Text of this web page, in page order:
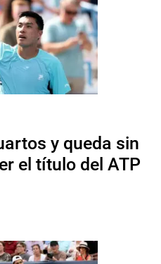
y queda sin
el título del ATP